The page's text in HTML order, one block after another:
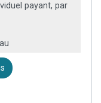
payant, par